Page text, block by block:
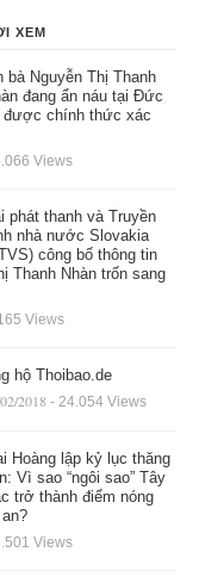
XEM
bà Nguyễn Thị Thanh
đang ẩn náu tại Đức
được chính thức xác
Views
phát thanh và Truyền
nhà nước Slovakia
công bố thông tin
Thanh Nhàn trốn sang
Views
hộ Thoibao.de
2018 - 24.054 Views
Hoàng lập kỷ lục thăng
Vì sao “ngôi sao” Tây
trở thành điểm nóng
Views